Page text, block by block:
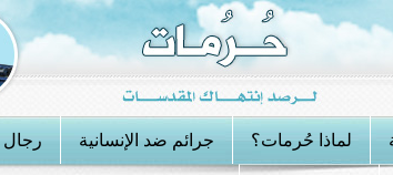
لماذا حُرمات؟ جرائم ضد الإنسانية رجال